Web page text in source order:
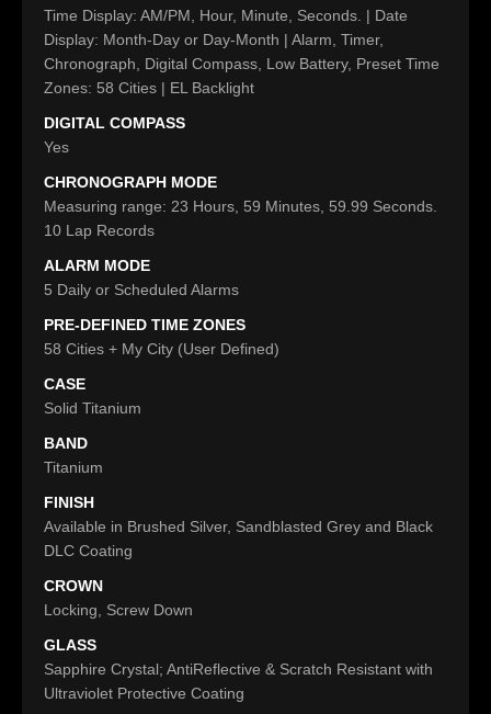
Time Display: AM/PM, Hour, Minute, Seconds. | Date
Display: Month-Day or Day-Month | Alarm, Timer,
Chronograph, Digital Compass, Low Battery, Preset Time
Zones: 58 Cities | EL Backlight
DIGITAL COMPASS
Yes
CHRONOGRAPH MODE
Measuring range: 23 Hours, 59 Minutes, 59.99 Seconds.
10 Lap Records
ALARM MODE
5 Daily or Scheduled Alarms
PRE-DEFINED TIME ZONES
58 Cities + My City (User Defined)
CASE
Solid Titanium
BAND
Titanium
FINISH
Available in Brushed Silver, Sandblasted Grey and Black
DLC Coating
CROWN
Locking, Screw Down
GLASS
Sapphire Crystal; AntiReflective & Scratch Resistant with
Ultraviolet Protective Coating